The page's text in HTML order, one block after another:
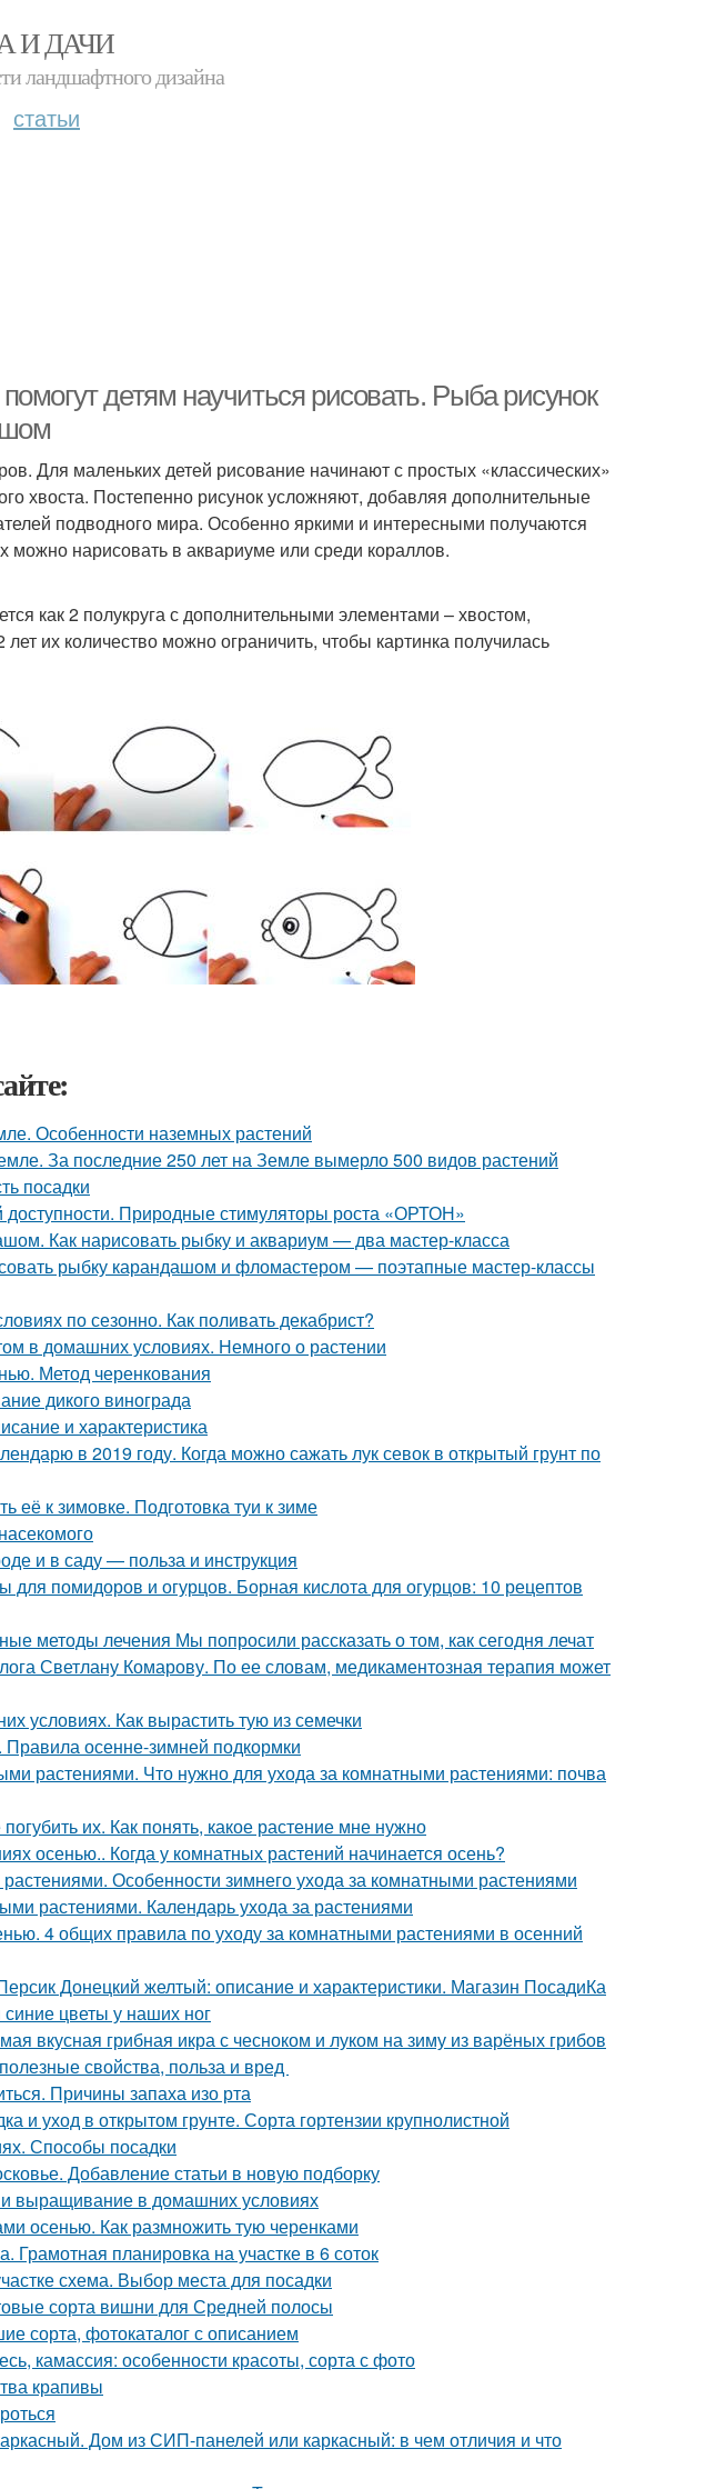
И ДАЧИ
ландшафтного дизайна
статьи
детям научиться рисовать. Рыба рисунок
Для маленьких детей рисование начинают с простых «классических»
хвоста. Постепенно рисунок усложняют, добавляя дополнительные
подводного мира. Особенно яркими и интересными получаются
можно нарисовать в аквариуме или среди кораллов.
как 2 полукруга с дополнительными элементами – хвостом,
их количество можно ограничить, чтобы картинка получилась
Особенности наземных растений
За последние 250 лет на Земле вымерло 500 видов растений
посадки
Природные стимуляторы роста «ОРТОН»
Как нарисовать рыбку и аквариум — два мастер-класса
рыбку карандашом и фломастером — поэтапные мастер-классы
по сезонно. Как поливать декабрист?
в домашних условиях. Немного о растении
Метод черенкования
дикого винограда
и характеристика
в 2019 году. Когда можно сажать лук севок в открытый грунт по
её к зимовке. Подготовка туи к зиме
и в саду — польза и инструкция
помидоров и огурцов. Борная кислота для огурцов: 10 рецептов
методы лечения Мы попросили рассказать о том, как сегодня лечат
Светлану Комарову. По ее словам, медикаментозная терапия может
условиях. Как вырастить тую из семечки
осенне-зимней подкормки
растениями. Что нужно для ухода за комнатными растениями: почва
их. Как понять, какое растение мне нужно
осенью.. Когда у комнатных растений начинается осень?
Особенности зимнего ухода за комнатными растениями
растениями. Календарь ухода за растениями
4 общих правила по уходу за комнатными растениями в осенний
Донецкий желтый: описание и характеристики. Магазин ПосадиКа
цветы у наших ног
вкусная грибная икра с чесноком и луком на зиму из варёных грибов
свойства, польза и вред
Причины запаха изо рта
и уход в открытом грунте. Сорта гортензии крупнолистной
Способы посадки
Добавление статьи в новую подборку
выращивание в домашних условиях
осенью. Как размножить тую черенками
Грамотная планировка на участке в 6 соток
схема. Выбор места для посадки
сорта вишни для Средней полосы
сорта, фотокаталог с описанием
камассия: особенности красоты, сорта с фото
крапивы
Дом из СИП-панелей или каркасный: в чем отличия и что